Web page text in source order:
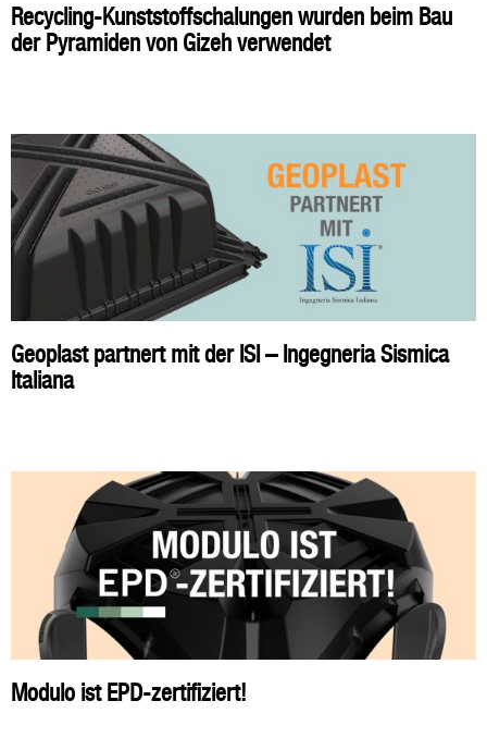
Recycling-Kunststoffschalungen wurden beim Bau
der Pyramiden von Gizeh verwendet
Geoplast partnert mit der ISI – Ingegneria Sismica
Italiana
Modulo ist EPD-zertifiziert!